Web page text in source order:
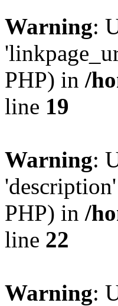
Warning:
PHP) in /
line 19
Warning:
PHP) in /
line 22
Warning: